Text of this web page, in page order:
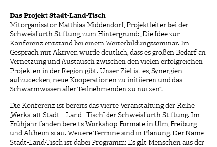
Das Projekt Stadt-Land-Tisch
Mitorganisator Matthias Middendorf, Projektleiter bei der
Schweisfurth Stiftung, zum Hintergrund: „Die Idee zur
Konferenz entstand bei einem Weiterbildungsseminar. Im
Gespräch mit Aktiven wurde deutlich, dass es großen Bedarf an
Vernetzung und Austausch zwischen den vielen erfolgreichen
Projekten in der Region gibt. Unser Ziel ist es, Synergien
aufzudecken, neue Kooperationen zu initiieren und das
Schwarmwissen aller Teilnehmenden zu nutzen“.
Die Konferenz ist bereits das vierte Veranstaltung der Reihe
„Werkstatt Stadt – Land –Tisch“ der Schweisfurth Stiftung. Im
Frühjahr fanden bereits Workshop-Formate in Ulm, Freiburg
und Altheim statt. Weitere Termine sind in Planung. Der Name
Stadt-Land-Tisch ist dabei Programm: Es gilt Menschen aus der